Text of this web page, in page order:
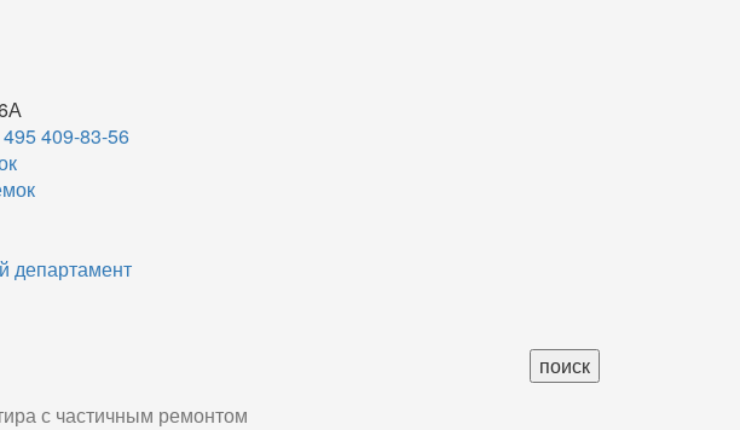
495 409-83-56
департамент
с частичным ремонтом